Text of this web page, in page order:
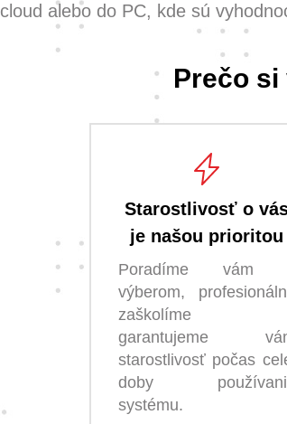
cloud alebo do PC, kde sú
Prečo
Starostlivosť o
je našou prioritou
Poradíme vám
výberom,
zaškolíme
garantujeme
starostlivosť počas
doby
systému.